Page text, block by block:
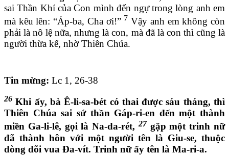
sai Thần Khí của Con mình đến ngự trong lòng anh em
mà kêu lên: “Áp-ba, Cha ơi!” 7 Vậy anh em không còn
phải là nô lệ nữa, nhưng là con, mà đã là con thì cũng là
người thừa kế, nhờ Thiên Chúa.
Tin mừng: Lc 1, 26-38
26 Khi ấy, bà Ê-li-sa-bét có thai được sáu tháng, thì
Thiên Chúa sai sứ thần Gáp-ri-en đến một thành
miền Ga-li-lê, gọi là Na-da-rét,27 gặp một trinh nữ
đã thành hôn với một người tên là Giu-se, thuộc
dòng dõi vua Đa-vít. Trinh nữ ấy tên là Ma-ri-a.